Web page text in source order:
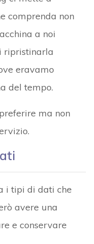
comprenda non
a noi
ripristinarla
eravamo
del tempo.
ma non
i tipi di dati che
avere una
e conservare